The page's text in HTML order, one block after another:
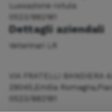
Lussazione rotula
0523/882181
Dettagli aziendali
Veterinari LR
VIA FRATELLI BANDIERA
29045,Emilia
0523/882181